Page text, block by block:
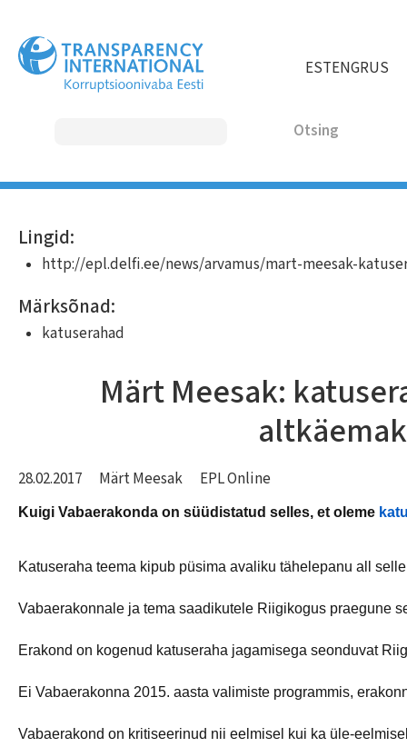
edasi
põhisisu
juurde
ESTENGRUS
MAIN
NAVIGATION
Märt Meesak:
28.02.2017 Märt Meesak EPL Online
Kuigi Vabaerakonda on süüdistatud selles, et oleme
Katuseraha teema kipub püsima avaliku tähelepanu all
Vabaerakonnale ja tema saadikutele Riigikogus praegune
Erakond on kogenud katuseraha jagamisega seonduvat
Ei Vabaerakonna 2015. aasta valimiste programmis,
Vabaerakond on kritiseerinud nii eelmisel kui ka üle-
Lingid:
http://epl.delfi.ee/news/arvamus/mart-meesak-
Märksõnad:
katuserahad